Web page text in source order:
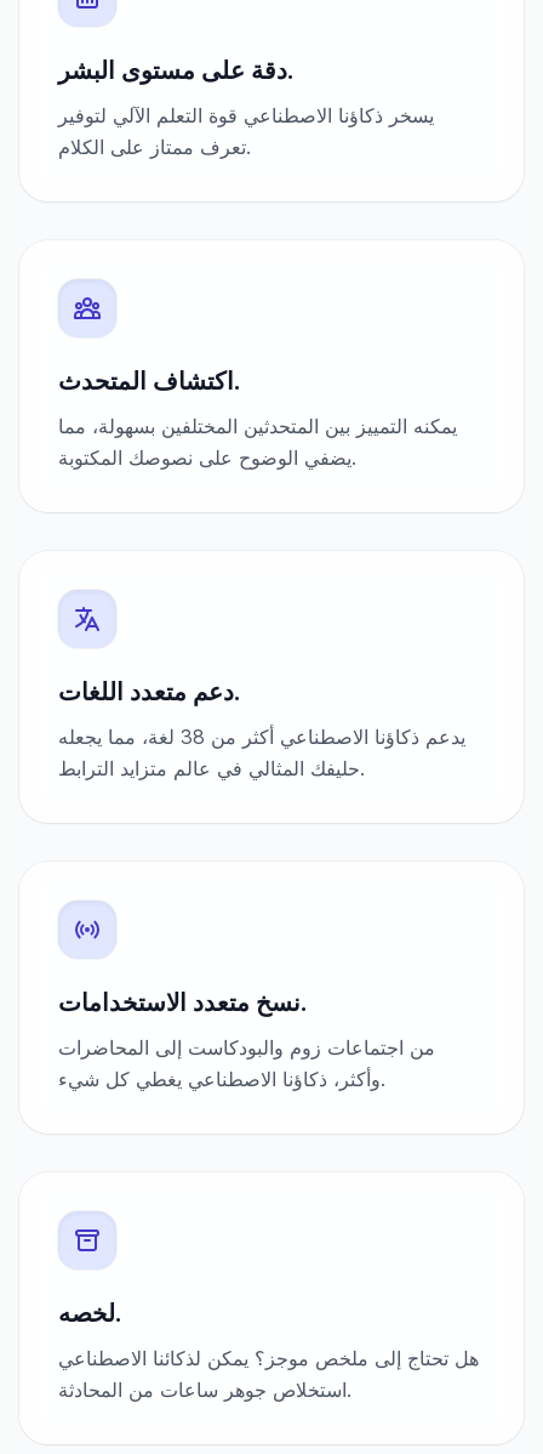
دقة على مستوى البشر.
يسخر ذكاؤنا الاصطناعي قوة التعلم الآلي لتوفير
تعرف ممتاز على الكلام.
اكتشاف المتحدث.
يمكنه التمييز بين المتحدثين المختلفين بسهولة، مما
يضفي الوضوح على نصوصك المكتوبة.
دعم متعدد اللغات.
يدعم ذكاؤنا الاصطناعي أكثر من 38 لغة، مما يجعله
حليفك المثالي في عالم متزايد الترابط.
نسخ متعدد الاستخدامات.
من اجتماعات زوم والبودكاست إلى المحاضرات
وأكثر، ذكاؤنا الاصطناعي يغطي كل شيء.
لخصه.
هل تحتاج إلى ملخص موجز؟ يمكن لذكائنا الاصطناعي
استخلاص جوهر ساعات من المحادثة.